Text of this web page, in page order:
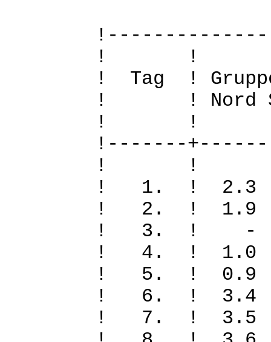
!
! Tag !
! ! Nord
!
!-------
!
! 1. ! 2.3
! 2. ! 1.9
! 3. ! -
! 4. ! 1.0
! 5. ! 0.9
! 6. ! 3.4
! 7. ! 3.5